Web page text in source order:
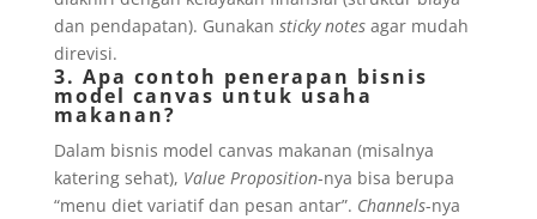
dan pendapatan). Gunakan sticky notesagar mudah
direvisi.
3. Apa contoh penerapan bisnis
model canvas untuk usaha
makanan?
Dalam bisnis model canvas makanan (misalnya
katering sehat), Value Proposition-nya bisa berupa
“menu diet variatif dan pesan antar”. Channels-nya